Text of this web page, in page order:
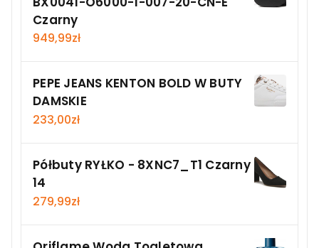
Czarny
949,99zł
PEPE JEANS KENTON BOLD W BUTY
DAMSKIE
233,00zł
Półbuty RYŁKO - 8XNC7_T1 Czarny
14
279,99zł